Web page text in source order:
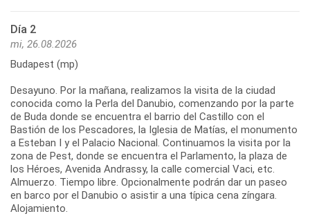
Día 2
mi, 26.08.2026
Budapest (mp)
Desayuno. Por la mañana, realizamos la visita de la ciudad
conocida como la Perla del Danubio, comenzando por la parte
de Buda donde se encuentra el barrio del Castillo con el
Bastión de los Pescadores, la Iglesia de Matías, el monumento
a Esteban I y el Palacio Nacional. Continuamos la visita por la
zona de Pest, donde se encuentra el Parlamento, la plaza de
los Héroes, Avenida Andrassy, la calle comercial Vaci, etc.
Almuerzo. Tiempo libre. Opcionalmente podrán dar un paseo
en barco por el Danubio o asistir a una típica cena zíngara.
Alojamiento.